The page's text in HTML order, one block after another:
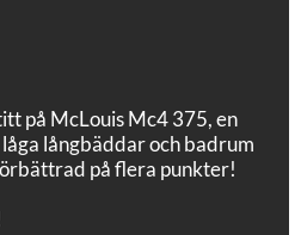
på McLouis Mc4 375, en
långbäddar och badrum
på flera punkter!